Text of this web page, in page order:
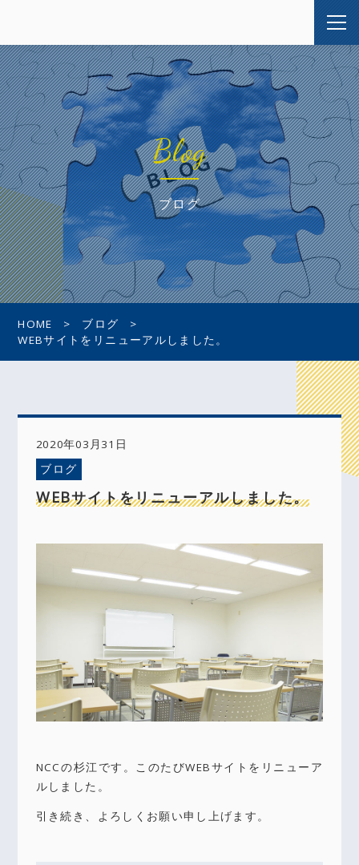
Blog
ブログ
HOME
ブログ
WEBサイトをリニューアルしました。
2020年03月31日
ブログ
WEBサイトをリニューアルしました。
NCCの杉江です。このたびWEBサイトをリニューア
ルしました。
引き続き、よろしくお願い申し上げます。